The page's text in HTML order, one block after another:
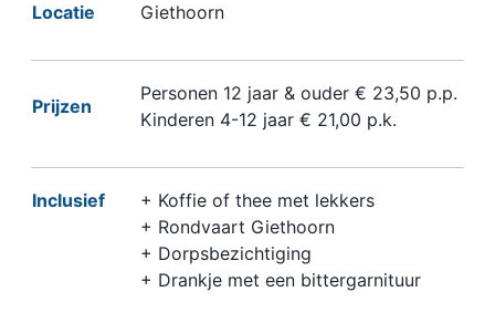
Locatie Giethoorn
Prijzen
Personen 12 jaar & ouder € 23,50 p.p.
Kinderen 4-12 jaar € 21,00 p.k.
Inclusief
+ Koffie of thee met lekkers
+ Rondvaart Giethoorn
+ Dorpsbezichtiging
+ Drankje met een bittergarnituur